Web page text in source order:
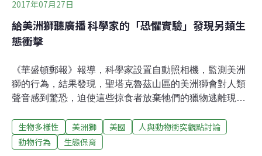
2017年07月27日
給美洲獅聽廣播 科學家的「恐懼實驗」發現另類生
態衝擊
《華盛頓郵報》報導，科學家設置自動照相機，監測美洲
獅的行為，結果發現，聖塔克魯茲山區的美洲獅會對人類
聲音感到驚恐，迫使這些掠食者放棄牠們的獵物逃離現
繼續享用剛剛被拋棄的美食，但其行動變得緩慢而謹慎，
導致平均進食時間減少一半，這使得美洲獅必須獵殺更多
生物多樣性 美洲獅 美國
人與動物衝突觀點討論
動物行為
生態保育